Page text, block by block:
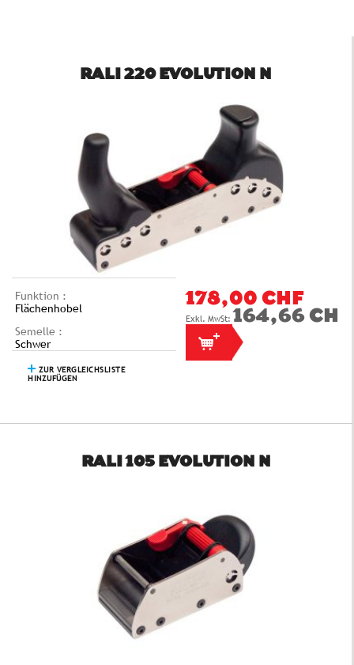
RALI 220 EVOLUTION N
Funktion :
Flächenhobel
Semelle :
Schwer
ZUR VERGLEICHSLISTE
HINZUFÜGEN
178,00 CHF
164,66 CHF
RALI 105 EVOLUTION N